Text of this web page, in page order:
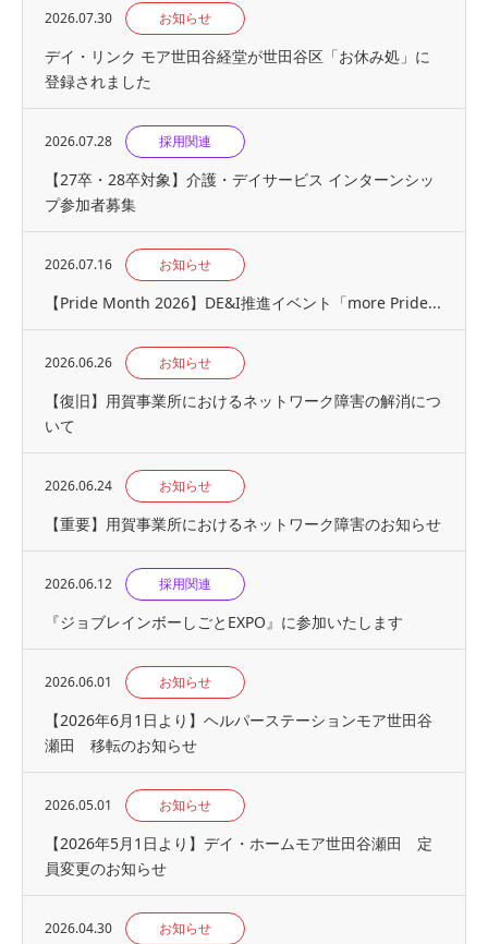
2026.07.30 お知らせ
デイ・リンク モア世田谷経堂が世田谷区「お休み処」に
登録されました
2026.07.28 採用関連
【27卒・28卒対象】介護・デイサービス インターンシッ
プ参加者募集
2026.07.16 お知らせ
【Pride Month 2026】DE&I推進イベント「more Pride...
2026.06.26 お知らせ
【復旧】用賀事業所におけるネットワーク障害の解消につ
いて
2026.06.24 お知らせ
【重要】用賀事業所におけるネットワーク障害のお知らせ
2026.06.12 採用関連
『ジョブレインボーしごとEXPO』に参加いたします
2026.06.01 お知らせ
【2026年6月1日より】ヘルパーステーションモア世田谷
瀬田 移転のお知らせ
2026.05.01 お知らせ
【2026年5月1日より】デイ・ホームモア世田谷瀬田 定
員変更のお知らせ
2026.04.30 お知らせ